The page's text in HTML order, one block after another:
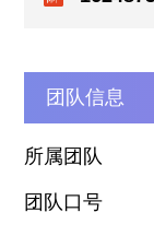
团队信息
所属团队
团队口号